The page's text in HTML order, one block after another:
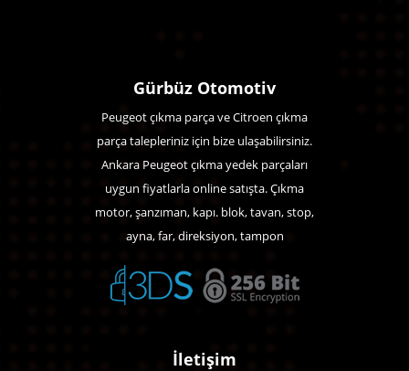
Gürbüz Otomotiv
Peugeot çıkma parça ve Citroen çıkma
parça talepleriniz için bize ulaşabilirsiniz.
Ankara Peugeot çıkma yedek parçaları
uygun fiyatlarla online satışta. Çıkma
motor, şanzıman, kapı. blok, tavan, stop,
ayna, far, direksiyon, tampon
İletişim